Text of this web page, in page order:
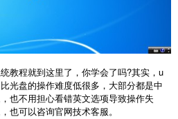
教程就到这里了，你学会了吗?其实，u
光盘的操作难度低很多，大部分都是中
也不用担心看错英文选项导致操作失
也可以咨询官网技术客服。